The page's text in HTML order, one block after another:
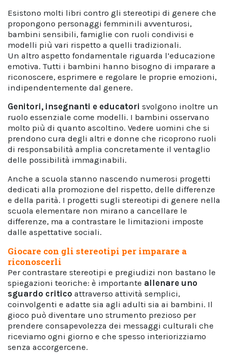
Esistono molti libri contro gli stereotipi di genere che
propongono personaggi femminili avventurosi,
bambini sensibili, famiglie con ruoli condivisi e
modelli più vari rispetto a quelli tradizionali.
Un altro aspetto fondamentale riguarda l’educazione
emotiva. Tutti i bambini hanno bisogno di imparare a
riconoscere, esprimere e regolare le proprie emozioni,
indipendentemente dal genere.
Genitori, insegnanti e educatori svolgono inoltre un
ruolo essenziale come modelli. I bambini osservano
molto più di quanto ascoltino. Vedere uomini che si
prendono cura degli altri e donne che ricoprono ruoli
di responsabilità amplia concretamente il ventaglio
delle possibilità immaginabili.
Anche a scuola stanno nascendo numerosi progetti
dedicati alla promozione del rispetto, delle differenze
e della parità. I progetti sugli stereotipi di genere nella
scuola elementare non mirano a cancellare le
differenze, ma a contrastare le limitazioni imposte
dalle aspettative sociali.
Giocare con gli stereotipi per imparare a
riconoscerli
Per contrastare stereotipi e pregiudizi non bastano le
spiegazioni teoriche: è importante allenare uno
sguardo critico attraverso attività semplici,
coinvolgenti e adatte sia agli adulti sia ai bambini. Il
gioco può diventare uno strumento prezioso per
prendere consapevolezza dei messaggi culturali che
riceviamo ogni giorno e che spesso interiorizziamo
senza accorgercene.